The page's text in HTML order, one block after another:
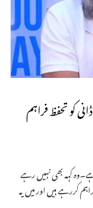
کو تحفظ فراہم
کہہ بھی نہیں رہے
کررہے ہیں اور میں یہ